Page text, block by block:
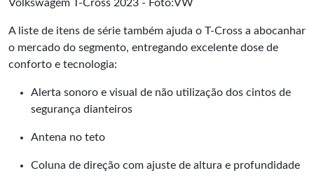
Volkswagem T-Cross 2023 - Foto:VW
A liste de itens de série também ajuda o T-Cross a abocanhar
o mercado do segmento, entregando excelente dose de
conforto e tecnologia:
Alerta sonoro e visual de não utilização dos cintos de
segurança dianteiros
Antena no teto
Coluna de direção com ajuste de altura e profundidade